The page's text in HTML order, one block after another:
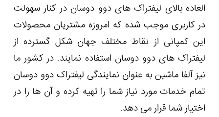
العاده بالای لیفتراک های دوو دوسان در کنار سهولت
در کاربری موجب شده که امروزه مشتریان محصولات
این کمپانی از نقاط مختلف جهان شکل گسترده از
لیفتراک های دوو دوسان استفاده نمایند. در کشور ما
نیز آلفا ماشین به عنوان نمایندگی لیفتراک دوو دوسان
تمام خدمات مورد نیاز شما را تهیه کرده و آن ها را در
اختیار شما قرار می دهد.